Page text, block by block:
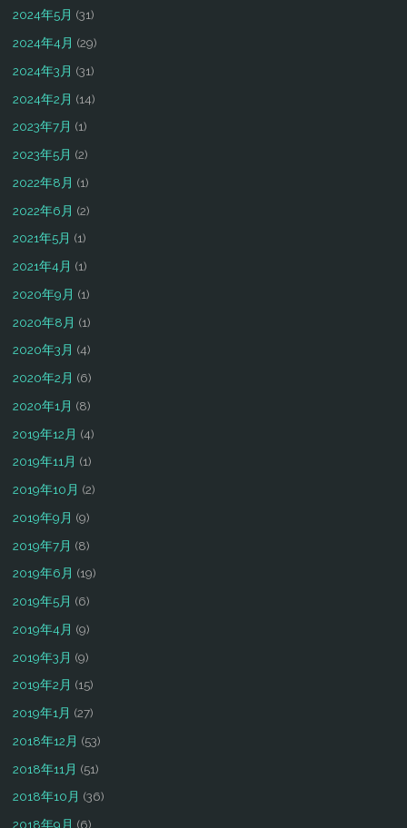
2024年5月 (31)
2024年4月 (29)
2024年3月 (31)
2024年2月 (14)
2023年7月 (1)
2023年5月 (2)
2022年8月 (1)
2022年6月 (2)
2021年5月 (1)
2021年4月 (1)
2020年9月 (1)
2020年8月 (1)
2020年3月 (4)
2020年2月 (6)
2020年1月 (8)
2019年12月 (4)
2019年11月 (1)
2019年10月 (2)
2019年9月 (9)
2019年7月 (8)
2019年6月 (19)
2019年5月 (6)
2019年4月 (9)
2019年3月 (9)
2019年2月 (15)
2019年1月 (27)
2018年12月 (53)
2018年11月 (51)
2018年10月 (36)
2018年9月 (6)